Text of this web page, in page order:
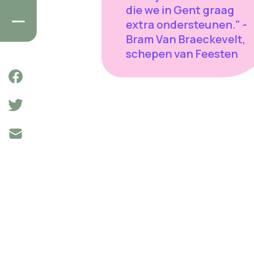
die we in Gent graag
extra ondersteunen." -
Bram Van Braeckevelt,
schepen van Feesten